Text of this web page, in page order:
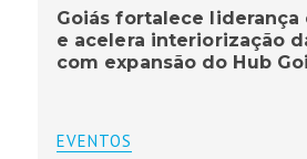
Goiás fortalece liderança
e acelera interiorização
com expansão do Hub
EVENTOS